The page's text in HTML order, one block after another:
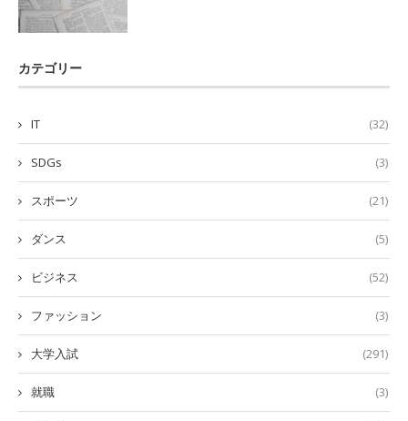
カテゴリー
IT (32)
SDGs (3)
スポーツ (21)
ダンス (5)
ビジネス (52)
ファッション (3)
大学入試 (291)
就職 (3)